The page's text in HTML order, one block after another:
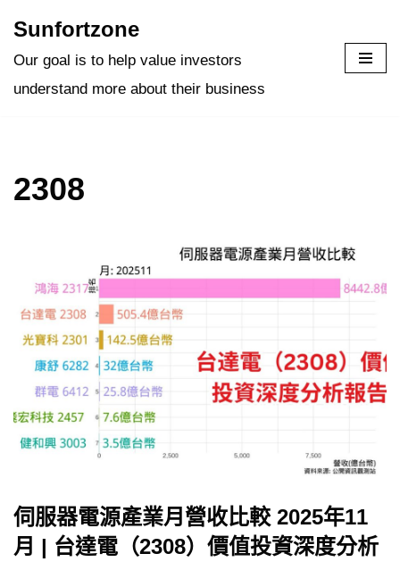
Skip
Sunfortzone
Our goal is to help value investors
understand more about their business
2308
伺服器電源產業月營收比較 2025年11
月 | 台達電（2308）價值投資深度分析